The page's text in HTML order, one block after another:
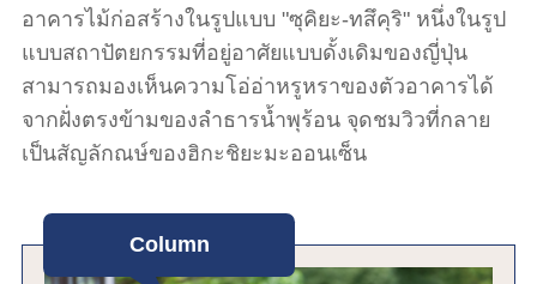
อาคารไม้ก่อสร้างในรูปแบบ "ซุคิยะ-ทสึคุริ" หนึ่งในรูป
แบบสถาปัตยกรรมที่อยู่อาศัยแบบดั้งเดิมของญี่ปุ่น
สามารถมองเห็นความโอ่อ่าหรูหราของตัวอาคารได้
จากฝั่งตรงข้ามของลำธารน้ำพุร้อน จุดชมวิวที่กลาย
เป็นสัญลักณษ์ของฮิกะชิยะมะออนเซ็น
Column